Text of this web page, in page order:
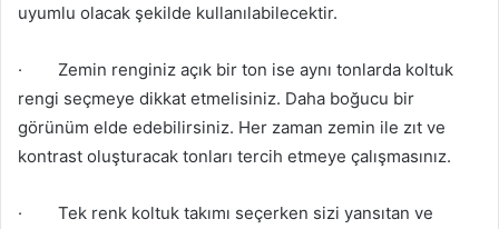
uyumlu olacak şekilde kullanılabilecektir.
· Zemin renginiz açık bir ton ise aynı tonlarda koltuk
rengi seçmeye dikkat etmelisiniz. Daha boğucu bir
görünüm elde edebilirsiniz. Her zaman zemin ile zıt ve
kontrast oluşturacak tonları tercih etmeye çalışmasınız.
· Tek renk koltuk takımı seçerken sizi yansıtan ve